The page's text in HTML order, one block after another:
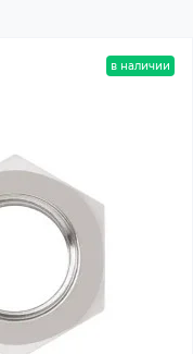
в наличии